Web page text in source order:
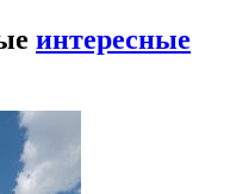
интересные